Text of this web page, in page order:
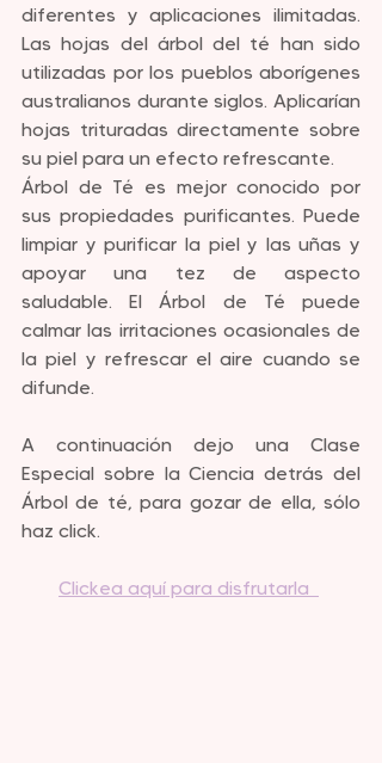
diferentes y aplicaciones ilimitadas.
Las hojas del árbol del té han sido
utilizadas por los pueblos aborígenes
australianos durante siglos. Aplicarían
hojas trituradas directamente sobre
su piel para un efecto refrescante.
Árbol de Té es mejor conocido por
sus propiedades purificantes. Puede
limpiar y purificar la piel y las uñas y
apoyar una tez de aspecto
saludable. El Árbol de Té puede
calmar las irritaciones ocasionales de
la piel y refrescar el aire cuando se
difunde.
A continuación dejo una Clase
Especial sobre la Ciencia detrás del
Árbol de té, para gozar de ella, sólo
haz click.
Clickea aquí para disfrutarla